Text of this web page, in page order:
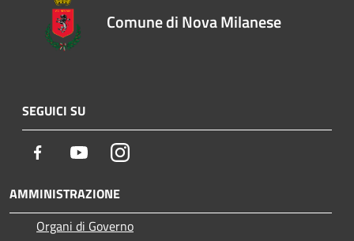
Comune di Nova Milanese
SEGUICI SU
Facebook YoutubeInstagram
AMMINISTRAZIONE
Organi di Governo